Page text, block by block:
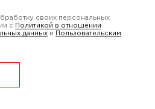
своих персональных
с
Политикой в отношении
данных и
Пользовательским